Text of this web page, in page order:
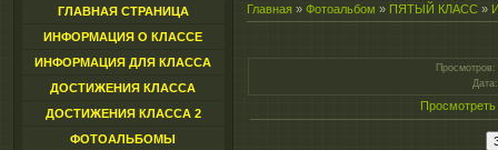
ГЛАВНАЯ СТРАНИЦА
ИНФОРМАЦИЯ О КЛАССЕ
ИНФОРМАЦИЯ ДЛЯ КЛАССА
ДОСТИЖЕНИЯ КЛАССА
ДОСТИЖЕНИЯ КЛАССА 2
ФОТОАЛЬБОМЫ
Главная » Фотоальбом » ПЯТЫЙ КЛАСС »
Просмотров:
Дата